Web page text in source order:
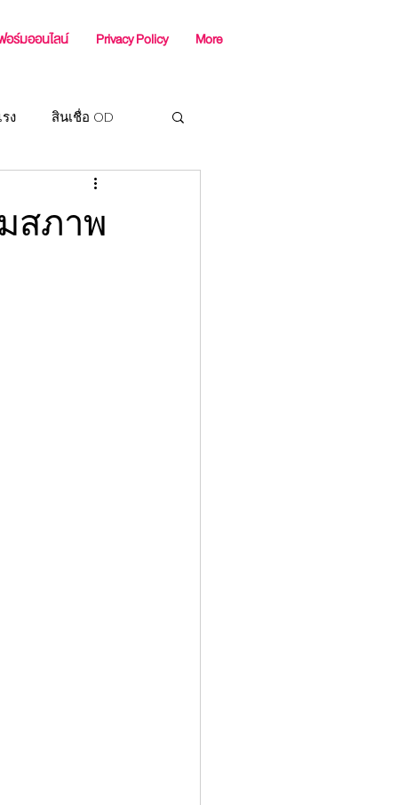
อร์มออนไลน์ Privacy Policy More
ง สินเชื่อ OD
สภาพ